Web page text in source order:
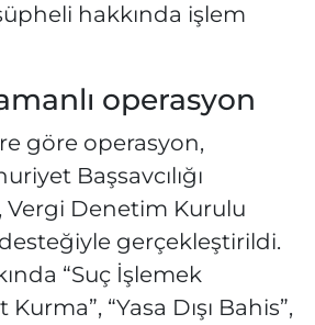
hakkında işlem
operasyon
göre operasyon,
Başsavcılığı
Vergi Denetim Kurulu
desteğiyle gerçekleştirildi.
“Suç İşlemek
“Yasa Dışı Bahis”,